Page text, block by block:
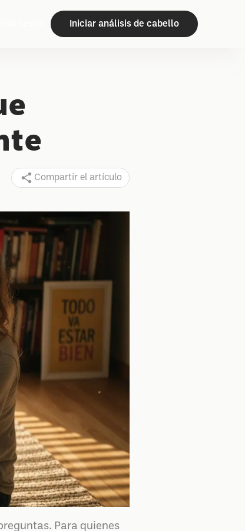
Iniciar análisis de cabello
Compartir el artículo
Para quienes